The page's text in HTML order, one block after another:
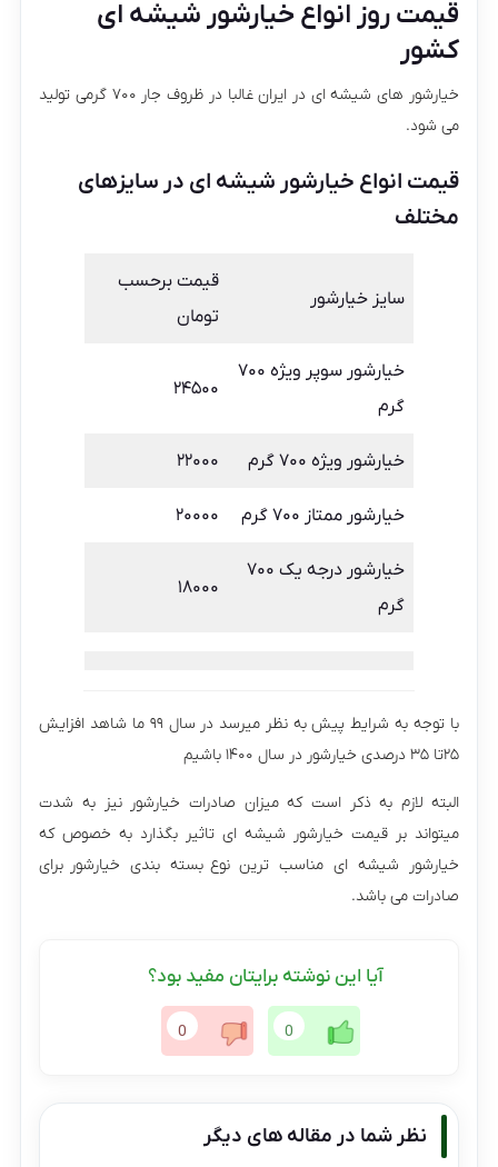
قیمت روز انواع خیارشور شیشه ای
کشور
خیارشور های شیشه ای در ایران غالبا در ظروف جار ۷۰۰ گرمی تولید
می شود.
قیمت انواع خیارشور شیشه ای در سایزهای
مختلف
سایز خیارشور
قیمت برحسب
تومان
خیارشور سوپر ویژه ۷۰۰
گرم
۲۴۵۰۰
خیارشور ویژه ۷۰۰ گرم ۲۲۰۰۰
خیارشور ممتاز ۷۰۰ گرم ۲۰۰۰۰
خیارشور درجه یک ۷۰۰
گرم
۱۸۰۰۰
با توجه به شرایط پیش به نظر میرسد در سال ۹۹ ما شاهد افزایش
۲۵تا ۳۵ درصدی خیارشور در سال ۱۴۰۰ باشیم
البته لازم به ذکر است که میزان صادرات خیارشور نیز به شدت
میتواند بر قیمت خیارشور شیشه ای تاثیر بگذارد به خصوص که
خیارشور شیشه ای مناسب ترین نوع بسته بندی خیارشور برای
صادرات می باشد.
آیا این نوشته برایتان مفید بود؟
0
0
نظر شما در مقاله های دیگر